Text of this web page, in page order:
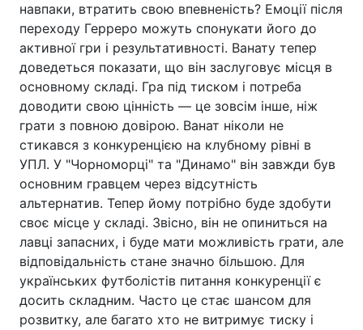
навпаки, втратить свою впевненість? Емоції після
переходу Герреро можуть спонукати його до
активної гри і результативності. Ванату тепер
доведеться показати, що він заслуговує місця в
основному складі. Гра під тиском і потреба
доводити свою цінність — це зовсім інше, ніж
грати з повною довірою. Ванат ніколи не
стикався з конкуренцією на клубному рівні в
УПЛ. У "Чорноморці" та "Динамо" він завжди був
основним гравцем через відсутність
альтернатив. Тепер йому потрібно буде здобути
своє місце у складі. Звісно, він не опиниться на
лавці запасних, і буде мати можливість грати, але
відповідальність стане значно більшою. Для
українських футболістів питання конкуренції є
досить складним. Часто це стає шансом для
розвитку, але багато хто не витримує тиску і